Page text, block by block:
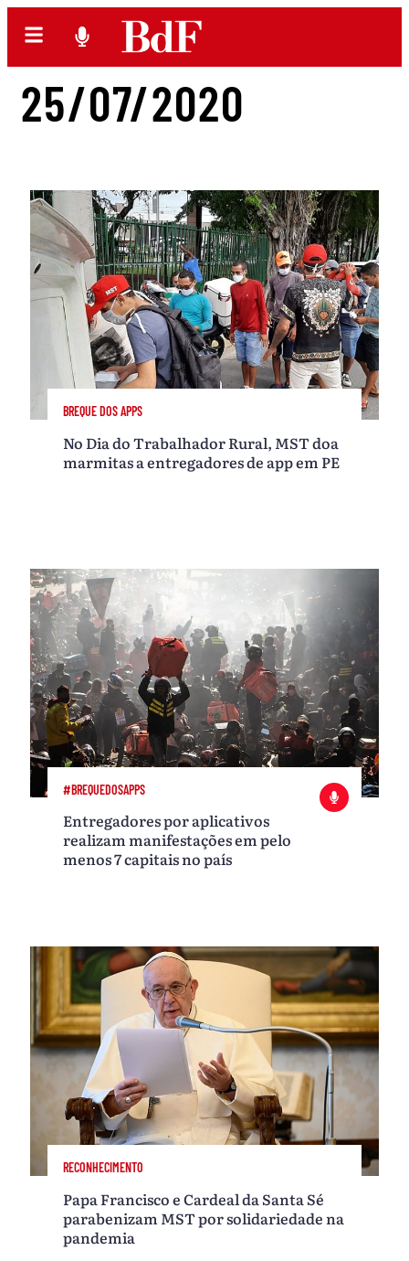
25/07/2020
BREQUE DOS APPS
No Dia do Trabalhador Rural, MST doa
marmitas a entregadores de app em PE
#BREQUEDOSAPPS
Entregadores por aplicativos
realizam manifestações em pelo
menos 7 capitais no país
RECONHECIMENTO
Papa Francisco e Cardeal da Santa Sé
parabenizam MST por solidariedade na
pandemia